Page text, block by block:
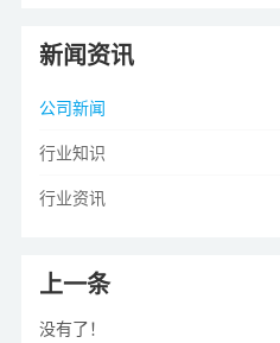
新闻资讯
公司新闻
行业知识
行业资讯
上一条
没有了！